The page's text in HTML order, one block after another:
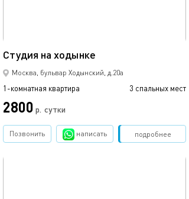
Студия на ходынке
Москва, бульвар Ходынский, д.20а
1-комнатная квартира 3 спальных мест
2800 р. сутки
подробнее
Позвонить написать Забронировать